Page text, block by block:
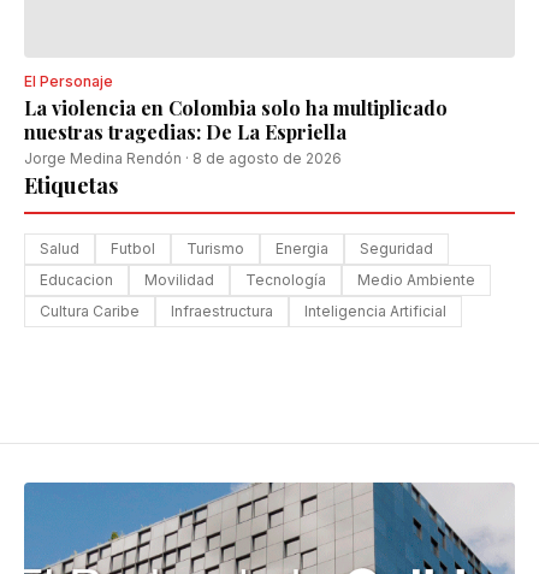
El Personaje
La violencia en Colombia solo ha multiplicado
nuestras tragedias: De La Espriella
Jorge Medina Rendón · 8 de agosto de 2026
Etiquetas
Salud Futbol Turismo Energia
Seguridad
Educacion
Movilidad Tecnología
Medio Ambiente
Cultura Caribe
Infraestructura Inteligencia Artificial